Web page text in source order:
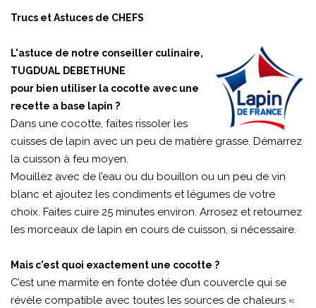
Trucs et Astuces de CHEFS
L'astuce de notre conseiller culinaire,
TUGDUAL DEBETHUNE
pour bien utiliser la cocotte avec une
recette a base lapin ?
Dans une cocotte, faites rissoler les
cuisses de lapin avec un peu de matière grasse. Démarrez
la cuisson à feu moyen.
Mouillez avec de l’eau ou du bouillon ou un peu de vin
blanc et ajoutez les condiments et légumes de votre
choix. Faites cuire 25 minutes environ. Arrosez et retournez
les morceaux de lapin en cours de cuisson, si nécessaire.
Mais c'est quoi exactement une cocotte ?
C’est une marmite en fonte dotée d’un couvercle qui se
révèle compatible avec toutes les sources de chaleurs «